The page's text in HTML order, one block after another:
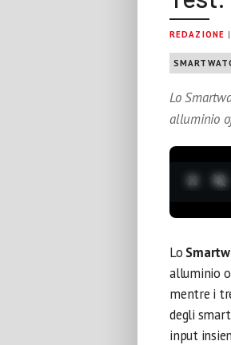
REDAZIONE
Lo
alluminio
Lo
alluminio
mentre i
degli
input